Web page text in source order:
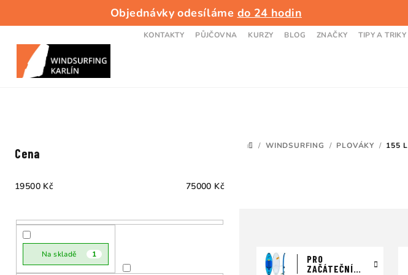
Objednávky odesíláme do 24 hodin
KONTAKTY PŮJČOVNA KURZY BLOG ZNAČKY TIPY A TRIKY
DOMŮ
/ WINDSURFING / PLOVÁKY / 155 L
Cena
19500 Kč 75000 Kč
Na skladě 1
PRO
ZAČÁTEČNÍKA